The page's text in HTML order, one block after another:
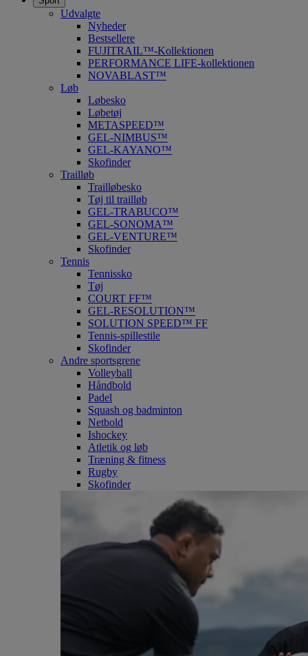
Udvalgte
Nyheder
Bestsellere
FUJITRAIL™-Kollektionen
PERFORMANCE LIFE-kollektionen
NOVABLAST™
Løb
Løbesko
Løbetøj
METASPEED™
GEL-NIMBUS™
GEL-KAYANO™
Skofinder
Trailløb
Trailløbesko
Tøj til trailløb
GEL-TRABUCO™
GEL-SONOMA™
GEL-VENTURE™
Skofinder
Tennis
Tennissko
Tøj
COURT FF™
GEL-RESOLUTION™
SOLUTION SPEED™ FF
Tennis-spillestile
Skofinder
Andre sportsgrene
Volleyball
Håndbold
Padel
Squash og badminton
Netbold
Ishockey
Atletik og løb
Træning & fitness
Rugby
Skofinder